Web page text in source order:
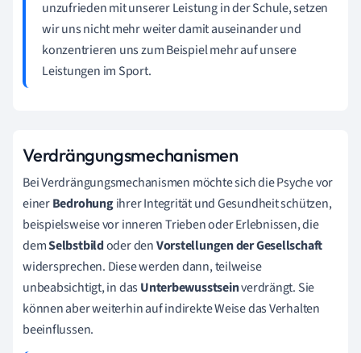
unzufrieden mit unserer Leistung in der Schule, setzen
wir uns nicht mehr weiter damit auseinander und
konzentrieren uns zum Beispiel mehr auf unsere
Leistungen im Sport.
Verdrängungsmechanismen
Bei Verdrängungsmechanismen möchte sich die Psyche vor
einerBedrohungihrer Integrität und Gesundheit schützen,
beispielsweise vor inneren Trieben oder Erlebnissen, die
demSelbstbildoder denVorstellungen der Gesellschaft
widersprechen. Diese werden dann, teilweise
unbeabsichtigt, in dasUnterbewusstseinverdrängt. Sie
können aber weiterhin auf indirekte Weise das Verhalten
beeinflussen.